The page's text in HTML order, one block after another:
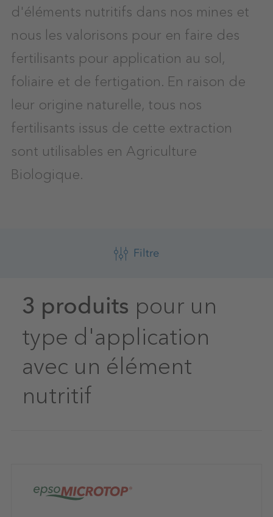
d'éléments nutritifs dans nos mines et
nous les valorisons pour en faire des
fertilisants pour application au sol,
foliaire et de fertigation. En raison de
leur origine naturelle, tous nos
fertilisants issus de cette extraction
sont utilisables en Agriculture
Biologique.
Filtre
Réinitialiser les filtres
Cultures
3 produits pour un
type d'application
avec un élément
nutritif